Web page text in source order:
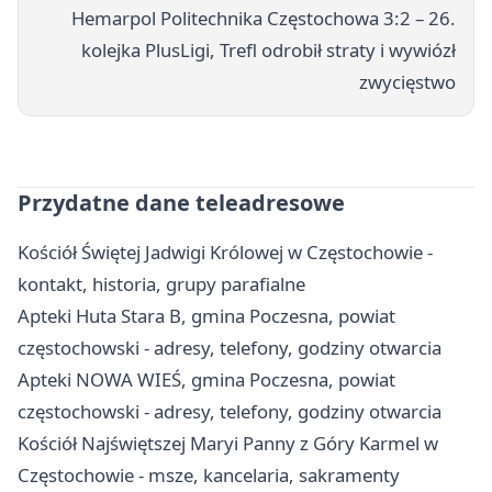
Hemarpol Politechnika Częstochowa 3:2 – 26.
kolejka PlusLigi, Trefl odrobił straty i wywiózł
zwycięstwo
Przydatne dane teleadresowe
Kościół Świętej Jadwigi Królowej w Częstochowie -
kontakt, historia, grupy parafialne
Apteki Huta Stara B, gmina Poczesna, powiat
częstochowski - adresy, telefony, godziny otwarcia
Apteki NOWA WIEŚ, gmina Poczesna, powiat
częstochowski - adresy, telefony, godziny otwarcia
Kościół Najświętszej Maryi Panny z Góry Karmel w
Częstochowie - msze, kancelaria, sakramenty